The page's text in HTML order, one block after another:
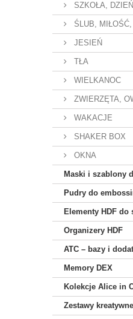
SZKOŁA,
ŚLUB,
JESIEŃ
TŁA
WIELKANOC
ZWIERZĘTA,
WAKACJE
SHAKER BOX
OKNA
Maski i szablony
Pudry do
Elementy HDF do
Organizery HDF
ATC – bazy i
Memory DEX
Kolekcje Alice in
Zestawy kreatywne